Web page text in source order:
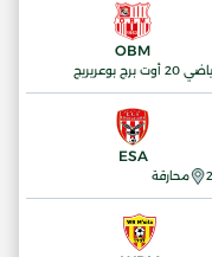
بوعريريج
OBM
محارقة
ESA